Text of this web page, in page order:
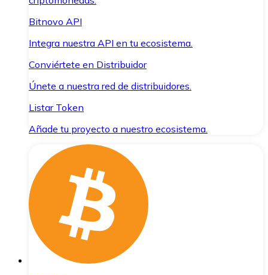
Bitnovo API
Integra nuestra API en tu ecosistema.
Conviértete en Distribuidor
Únete a nuestra red de distribuidores.
Listar Token
Añade tu proyecto a nuestro ecosistema.